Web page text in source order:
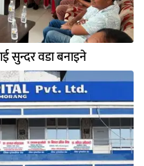
सुन्दर वडा बनाइने